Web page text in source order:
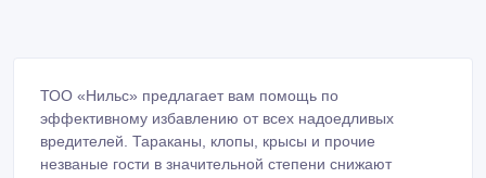
ТОО «Нильс» предлагает вам помощь по
эффективному избавлению от всех надоедливых
вредителей. Тараканы, клопы, крысы и прочие
незваные гости в значительной степени снижают